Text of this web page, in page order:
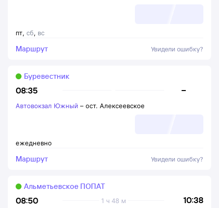
пт, сб, вс
Маршрут Увидели ошибку?
08:35 –
Буревестник
ежедневно
Автовокзал Южный – ост. Алексеевское
Маршрут Увидели ошибку?
08:50 10:38
1 ч 48 м
Альметьевское ПОПАТ